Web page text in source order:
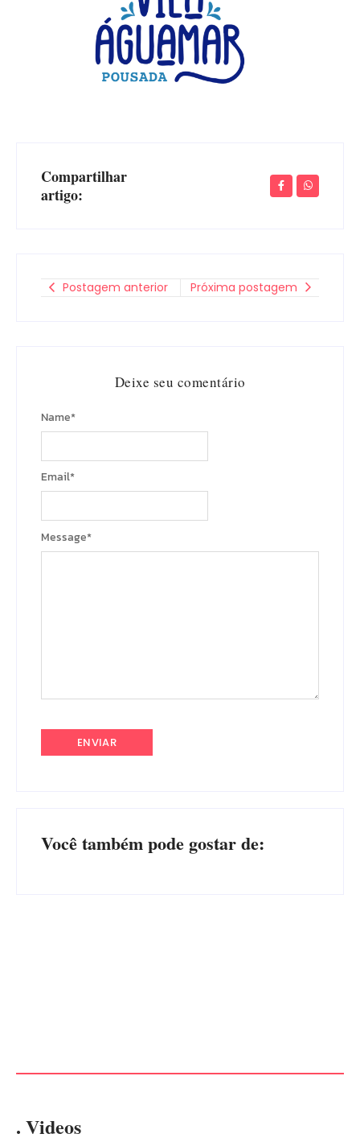
Compartilhar
artigo:
Postagem anterior Próxima postagem
Deixe seu comentário
Message*
Name*
Email*
Você também pode gostar de:
. Videos